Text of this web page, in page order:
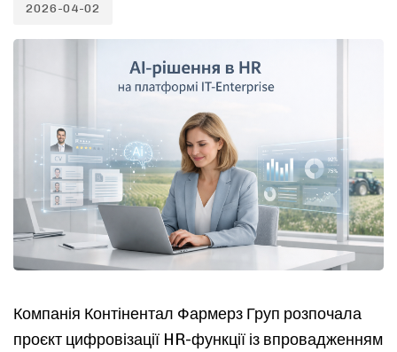
2026-04-02
Компанія Контінентал Фармерз Груп розпочала
проєкт цифровізації HR-функції із впровадженням